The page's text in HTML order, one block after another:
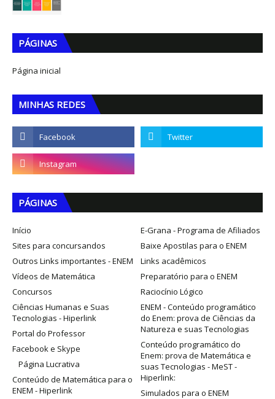
PÁGINAS
Página inicial
MINHAS REDES
PÁGINAS
Início
E-Grana - Programa de Afiliados
Sites para concursandos
Baixe Apostilas para o ENEM
Outros Links importantes - ENEM
Links acadêmicos
Vídeos de Matemática
Preparatório para o ENEM
Concursos
Raciocínio Lógico
Ciências Humanas e Suas
Tecnologias - Hiperlink
ENEM - Conteúdo programático
do Enem: prova de Ciências da
Natureza e suas Tecnologias
Portal do Professor
Conteúdo programático do
Enem: prova de Matemática e
suas Tecnologias - MeST -
Hiperlink:
Facebook e Skype
Página Lucrativa
Conteúdo de Matemática para o
ENEM - Hiperlink
Simulados para o ENEM